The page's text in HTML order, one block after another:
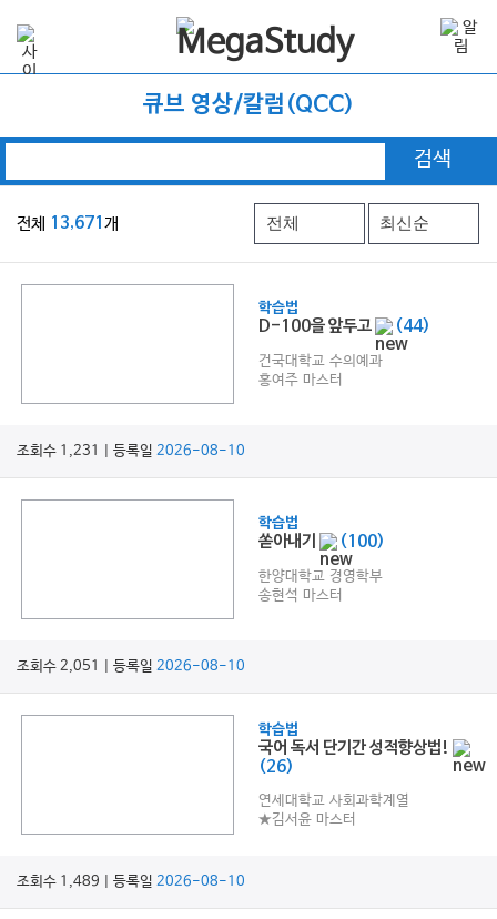
큐브 영상/칼럼(QCC)
검색
전체 13,671 개
학습법
D-100을 앞두고 (44)
건국대학교 수의예과
홍여주 마스터
조회수 1,231 | 등록일 2026-08-10
학습법
쏟아내기 (100)
한양대학교 경영학부
송현석 마스터
조회수 2,051 | 등록일 2026-08-10
학습법
국어 독서 단기간 성적향상법!
(26)
연세대학교 사회과학계열
★김서윤 마스터
조회수 1,489 | 등록일 2026-08-10